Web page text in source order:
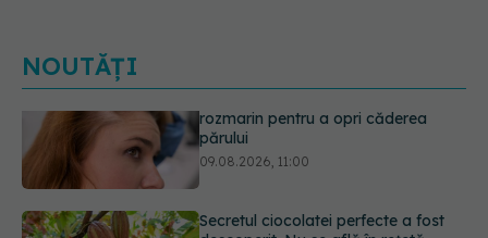
NOUTĂȚI
Secretul ciocolatei perfecte a fost
descoperit. Nu se află în rețetă